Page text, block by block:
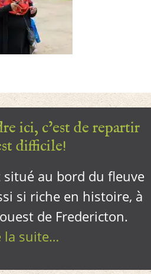
ici, c’est de repartir
difficile!
situé au bord du fleuve
si riche en histoire, à
de Fredericton.
la suite…